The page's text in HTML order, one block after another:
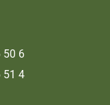
50 6
51 4